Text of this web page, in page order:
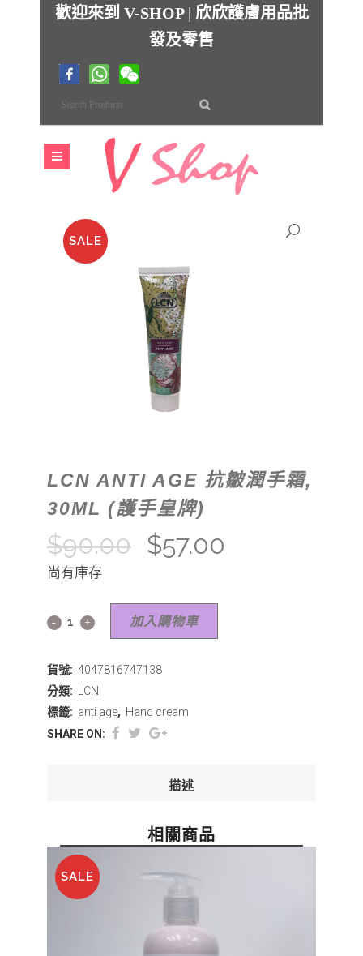
歡迎來到 V-SHOP | 欣欣護膚用品批
發及零售
SALE
LCN ANTI AGE 抗皺潤手霜,
30ML (護手皇牌)
$90.00 $57.00
尚有庫存
加入購物車
貨號: 4047816747138
分類:
LCN
標籤: anti age, Hand cream
SHARE ON:
描述
相關商品
SALE